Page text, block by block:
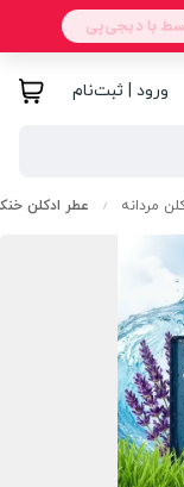
ورود | ثبت‌نام
مردانه / عطر ادکلن